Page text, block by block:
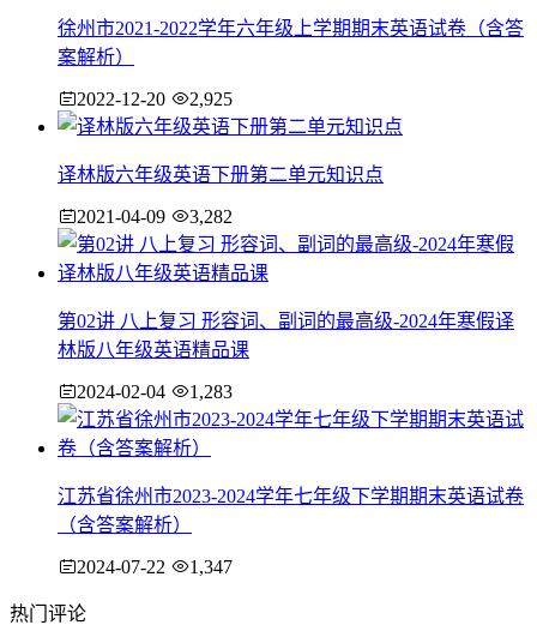
徐州市2021-2022学年六年级上学期期末英语试卷（含答
案解析）
2022-12-20 2,925
译林版六年级英语下册第二单元知识点
2021-04-09 3,282
第02讲 八上复习 形容词、副词的最高级-2024年寒假译
林版八年级英语精品课
2024-02-04 1,283
江苏省徐州市2023-2024学年七年级下学期期末英语试卷
（含答案解析）
2024-07-22 1,347
热门评论